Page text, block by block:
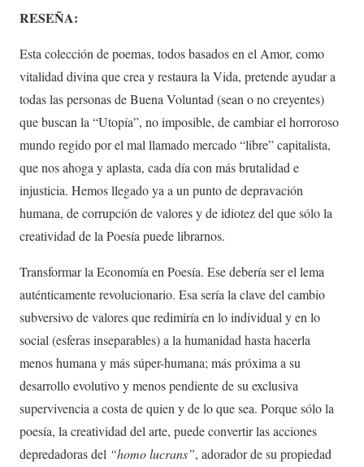
RESEÑA:
Esta colección de poemas, todos basados en el Amor, como
vitalidad divina que crea y restaura la Vida, pretende ayudar a
todas las personas de Buena Voluntad (sean o no creyentes)
que buscan la “Utopía”, no imposible, de cambiar el horroroso
mundo regido por el mal llamado mercado “libre” capitalista,
que nos ahoga y aplasta, cada día con más brutalidad e
injusticia. Hemos llegado ya a un punto de depravación
humana, de corrupción de valores y de idiotez del que sólo la
creatividad de la Poesía puede librarnos.
Transformar la Economía en Poesía. Ese debería ser el lema
auténticamente revolucionario. Esa sería la clave del cambio
subversivo de valores que redimiría en lo individual y en lo
social (esferas inseparables) a la humanidad hasta hacerla
menos humana y más súper-humana; más próxima a su
desarrollo evolutivo y menos pendiente de su exclusiva
supervivencia a costa de quien y de lo que sea. Porque sólo la
poesía, la creatividad del arte, puede convertir las acciones
depredadoras del “homo lucrans”, adorador de su propiedad